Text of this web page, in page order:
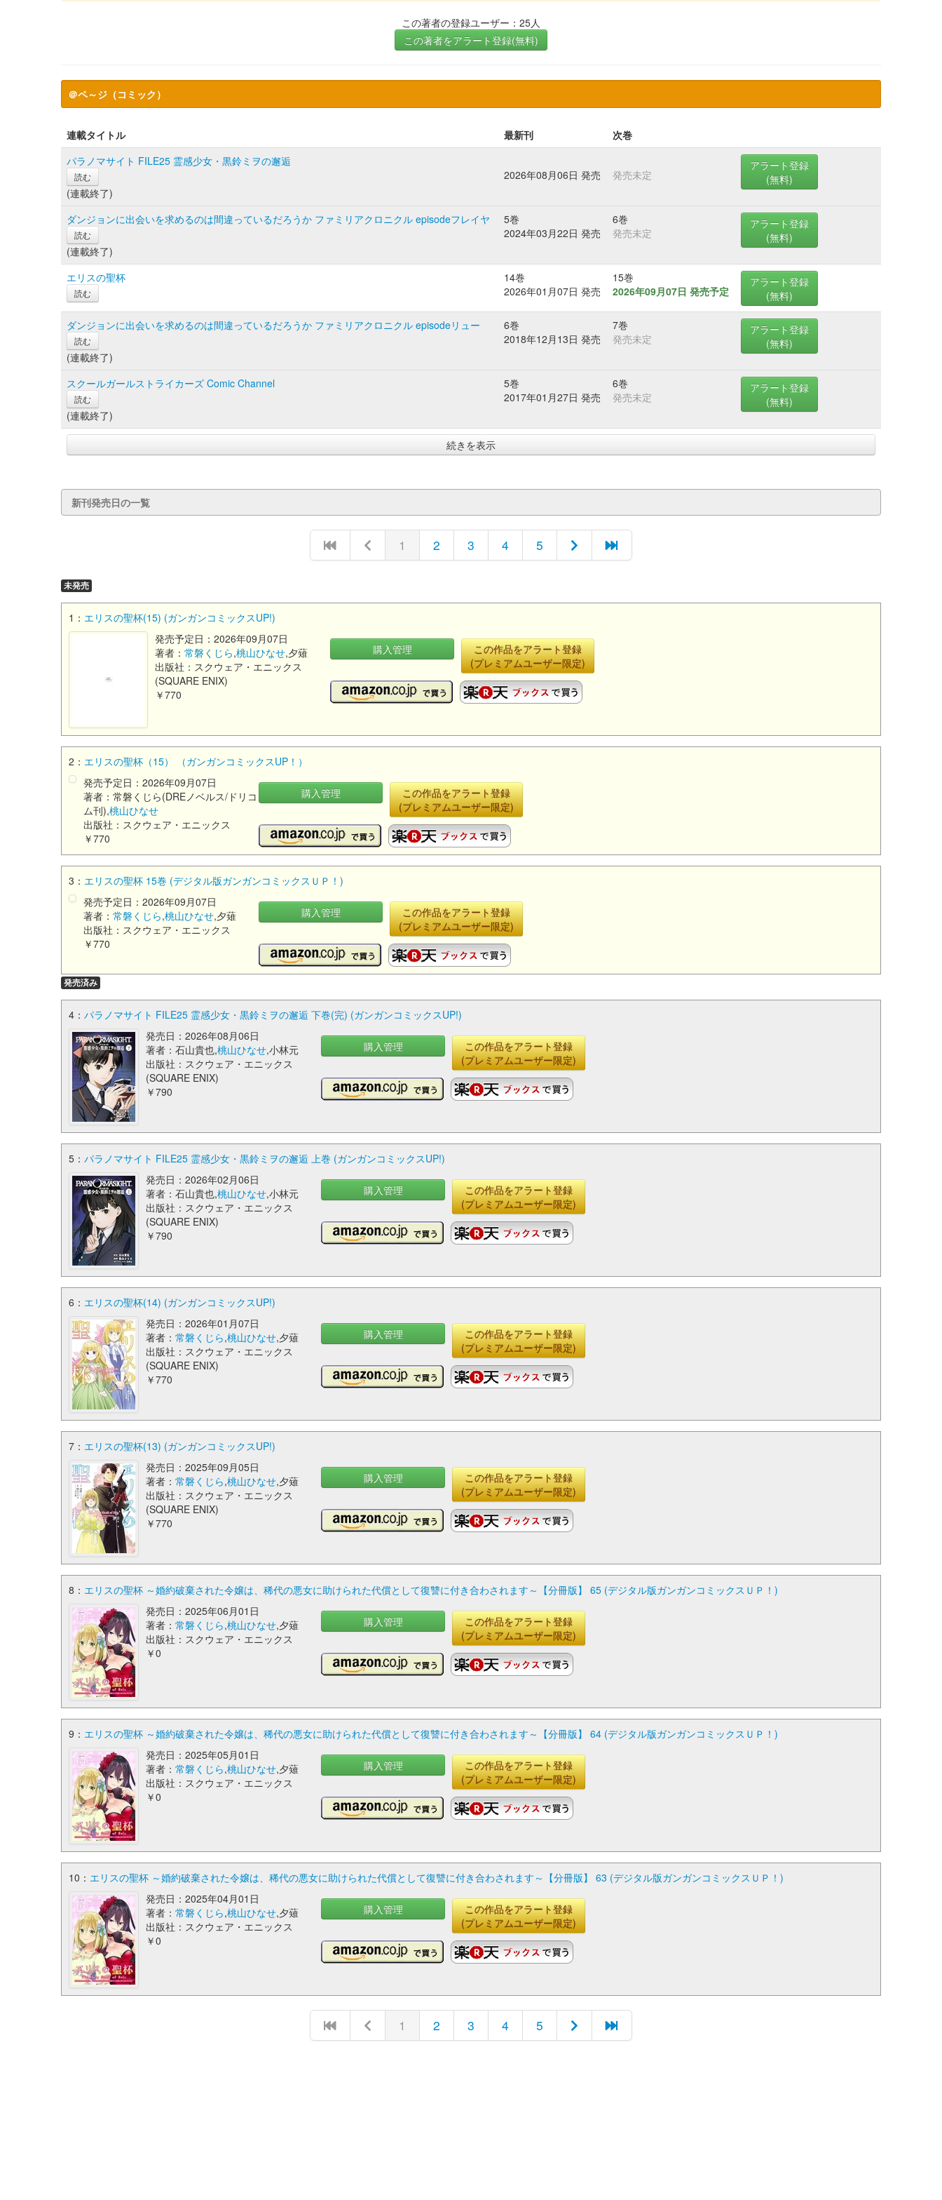
この著者の登録ユーザー：25人
この著者をアラート登録(無料)
＠ペ～ジ（コミック）
連載タイトル 最新刊
次巻
パラノマサイト FILE25 霊感少女・黒鈴ミヲの邂逅
読む
(連載終了)
2026年08月06日 発売 発売未定
アラート登録
(無料)
ダンジョンに出会いを求めるのは間違っているだろうか ファミリアクロニクル episodeフレイヤ
読む
(連載終了)
5巻
2024年03月22日 発売
6巻
発売未定
アラート登録
(無料)
エリスの聖杯
読む
14巻
2026年01月07日 発売
15巻
2026年09月07日 発売予定
アラート登録
(無料)
ダンジョンに出会いを求めるのは間違っているだろうか ファミリアクロニクル episodeリュー
読む
(連載終了)
6巻
2018年12月13日 発売
7巻
発売未定
アラート登録
(無料)
スクールガールストライカーズ Comic Channel
読む
(連載終了)
5巻
2017年01月27日 発売
6巻
発売未定
アラート登録
(無料)
続きを表示
新刊発売日の一覧
1 2 3 4 5
未発売
1： エリスの聖杯(15) (ガンガンコミックスUP!)
発売予定日：2026年09月07日
著者：常磐くじら,桃山ひなせ,夕薙
出版社：スクウェア・エニックス
(SQUARE ENIX)
￥770
購入管理
この作品をアラート登録
(プレミアムユーザー限定)
2： エリスの聖杯（15） （ガンガンコミックスUP！）
発売予定日：2026年09月07日
著者：常磐くじら(DREノベルス/ドリコ
ム刊),桃山ひなせ
出版社：スクウェア・エニックス
￥770
購入管理
この作品をアラート登録
(プレミアムユーザー限定)
3： エリスの聖杯 15巻 (デジタル版ガンガンコミックスＵＰ！)
発売予定日：2026年09月07日
著者： 常磐くじら,桃山ひなせ,夕薙
出版社：スクウェア・エニックス
￥770
購入管理
この作品をアラート登録
(プレミアムユーザー限定)
発売済み
4： パラノマサイト FILE25 霊感少女・黒鈴ミヲの邂逅 下巻(完) (ガンガンコミックスUP!)
発売日：2026年08月06日
著者：石山貴也,桃山ひなせ,小林元
出版社：スクウェア・エニックス
(SQUARE ENIX)
￥790
購入管理
この作品をアラート登録
(プレミアムユーザー限定)
5： パラノマサイト FILE25 霊感少女・黒鈴ミヲの邂逅 上巻 (ガンガンコミックスUP!)
発売日：2026年02月06日
著者：石山貴也,桃山ひなせ,小林元
出版社：スクウェア・エニックス
(SQUARE ENIX)
￥790
購入管理
この作品をアラート登録
(プレミアムユーザー限定)
6： エリスの聖杯(14) (ガンガンコミックスUP!)
発売日：2026年01月07日
著者：常磐くじら,桃山ひなせ,夕薙
出版社：スクウェア・エニックス
(SQUARE ENIX)
￥770
購入管理
この作品をアラート登録
(プレミアムユーザー限定)
7： エリスの聖杯(13) (ガンガンコミックスUP!)
発売日：2025年09月05日
著者：常磐くじら,桃山ひなせ,夕薙
出版社：スクウェア・エニックス
(SQUARE ENIX)
￥770
購入管理
この作品をアラート登録
(プレミアムユーザー限定)
8： エリスの聖杯 ～婚約破棄された令嬢は、稀代の悪女に助けられた代償として復讐に付き合わされます～【分冊版】 65 (デジタル版ガンガンコミックスＵＰ！)
発売日：2025年06月01日
著者：常磐くじら,桃山ひなせ,夕薙
出版社：スクウェア・エニックス
￥0
購入管理
この作品をアラート登録
(プレミアムユーザー限定)
9： エリスの聖杯 ～婚約破棄された令嬢は、稀代の悪女に助けられた代償として復讐に付き合わされます～【分冊版】 64 (デジタル版ガンガンコミックスＵＰ！)
発売日：2025年05月01日
著者：常磐くじら,桃山ひなせ,夕薙
出版社：スクウェア・エニックス
￥0
購入管理
この作品をアラート登録
(プレミアムユーザー限定)
10： エリスの聖杯 ～婚約破棄された令嬢は、稀代の悪女に助けられた代償として復讐に付き合わされます～【分冊版】 63 (デジタル版ガンガンコミックスＵＰ！)
発売日：2025年04月01日
著者：常磐くじら,桃山ひなせ,夕薙
出版社：スクウェア・エニックス
￥0
購入管理
この作品をアラート登録
(プレミアムユーザー限定)
1 2 3 4 5